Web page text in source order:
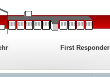
First Responder